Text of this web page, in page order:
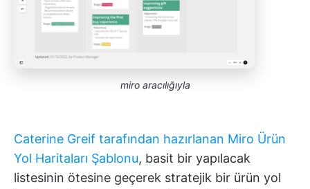
miro aracılığıyla
Caterine Greif tarafından hazırlanan Miro Ürün
Yol Haritaları Şablonu, basit bir yapılacak
listesinin ötesine geçerek stratejik bir ürün yol